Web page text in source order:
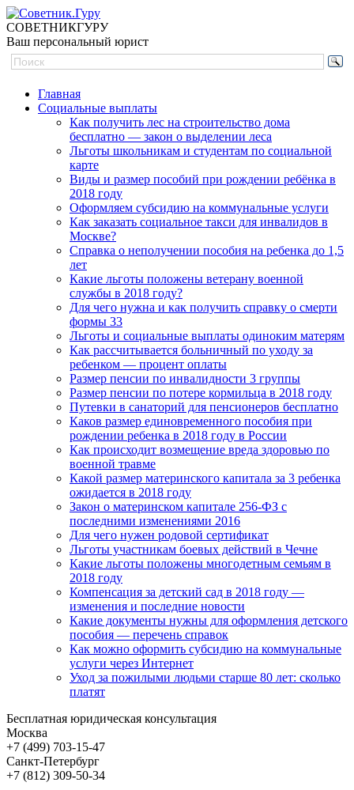
СОВЕТНИКГУРУ
Ваш персональный юрист
Главная
Социальные выплаты
Как получить лес на строительство дома
бесплатно — закон о выделении леса
Льготы школьникам и студентам по социальной
карте
Виды и размер пособий при рождении ребёнка в
2018 году
Оформляем субсидию на коммунальные услуги
Как заказать социальное такси для инвалидов в
Москве?
Справка о неполучении пособия на ребенка до 1,5
лет
Какие льготы положены ветерану военной
службы в 2018 году?
Для чего нужна и как получить справку о смерти
формы 33
Льготы и социальные выплаты одиноким матерям
Как рассчитывается больничный по уходу за
ребенком — процент оплаты
Размер пенсии по инвалидности 3 группы
Размер пенсии по потере кормильца в 2018 году
Путевки в санаторий для пенсионеров бесплатно
Каков размер единовременного пособия при
рождении ребенка в 2018 году в России
Как происходит возмещение вреда здоровью по
военной травме
Какой размер материнского капитала за 3 ребенка
ожидается в 2018 году
Закон о материнском капитале 256-ФЗ с
последними изменениями 2016
Для чего нужен родовой сертификат
Льготы участникам боевых действий в Чечне
Какие льготы положены многодетным семьям в
2018 году
Компенсация за детский сад в 2018 году —
изменения и последние новости
Какие документы нужны для оформления детского
пособия — перечень справок
Как можно оформить субсидию на коммунальные
услуги через Интернет
Уход за пожилыми людьми старше 80 лет: сколько
платят
Бесплатная юридическая консультация
Москва
+7 (499) 703-15-47
Санкт-Петербург
+7 (812) 309-50-34